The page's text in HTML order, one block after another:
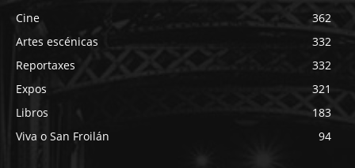
Cine
362
Artes escénicas
332
Reportaxes
332
Expos
321
Libros
183
Viva o San Froilán
94